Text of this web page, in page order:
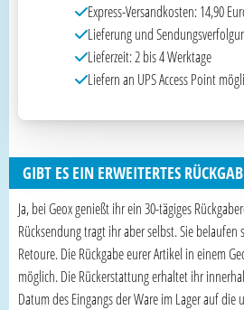
Express-Versandkosten: 14,90
Lieferung und
Lieferzeit: 2 bis 4 Werktage
Liefern an UPS Access Point
GIBT ES EIN ERWEITERTES
Ja, bei Geox genießt ihr ein 30-tägiges
Rücksendung tragt ihr aber selbst. Sie belaufen
Retoure. Die Rückgabe eurer Artikel in einem
möglich. Die Rückerstattung erhaltet ihr
Datum des Eingangs der Ware im Lager auf